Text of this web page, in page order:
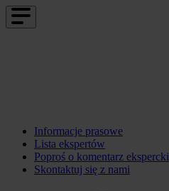
Informacje prasowe
Lista ekspertów
Poproś o komentarz ekspercki
Skontaktuj się z nami